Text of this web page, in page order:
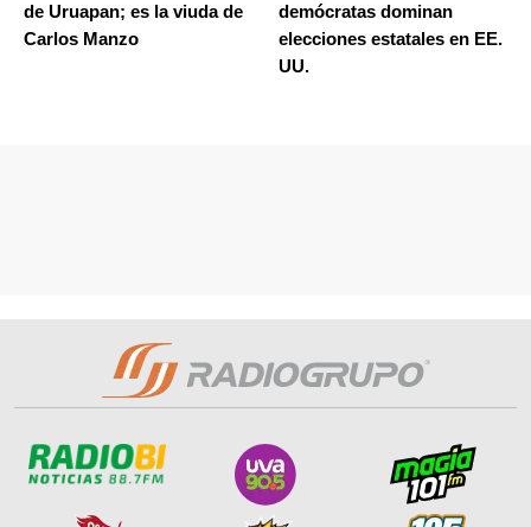
de Uruapan; es la viuda de
Carlos Manzo
demócratas dominan
elecciones estatales en EE.
UU.